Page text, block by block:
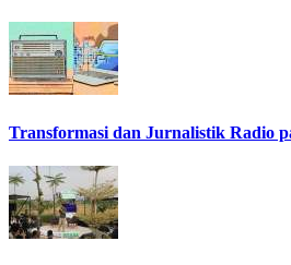
Transformasi dan Jurnalistik Radio